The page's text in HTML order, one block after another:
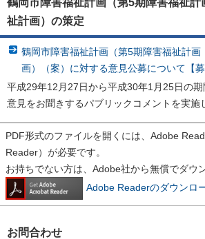
祉計画）の策定
鶴岡市障害福祉計画（第5期障害福祉計画
画）（案）に対する意見公募について【募
平成29年12月27日から平成30年1月25日の
意見をお聞きするパブリックコメントを実施
PDF形式のファイルを開くには、Adobe
Reader）が必要です。
お持ちでない方は、Adobe社から無償でダウ
Adobe Readerのダウンロ
お問合わせ